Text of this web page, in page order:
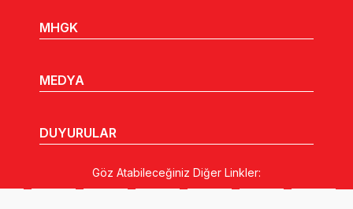
MHGK
MEDYA
DUYURULAR
Göz Atabileceğiniz Diğer Linkler: